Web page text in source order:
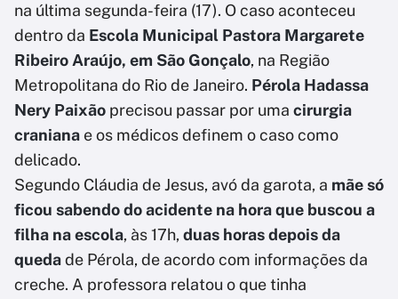
na última segunda-feira (17). O caso aconteceu
dentro da Escola Municipal Pastora Margarete
Ribeiro Araújo, em São Gonçalo, na Região
Metropolitana do Rio de Janeiro. Pérola Hadassa
Nery Paixão precisou passar por uma cirurgia
craniana e os médicos definem o caso como
delicado.
Segundo Cláudia de Jesus, avó da garota, a mãe só
ficou sabendo do acidente na hora que buscou a
filha na escola, às 17h, duas horas depois da
quedade Pérola, de acordo com informações da
creche. A professora relatou o que tinha